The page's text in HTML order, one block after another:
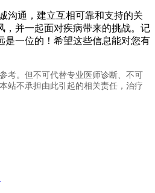
沟通，建立互相可靠和支持的关
，并一起面对疾病带来的挑战。记
是一位的！希望这些信息能对您有
考。但不可代替专业医师诊断、不可
站不承担由此引起的相关责任，治疗